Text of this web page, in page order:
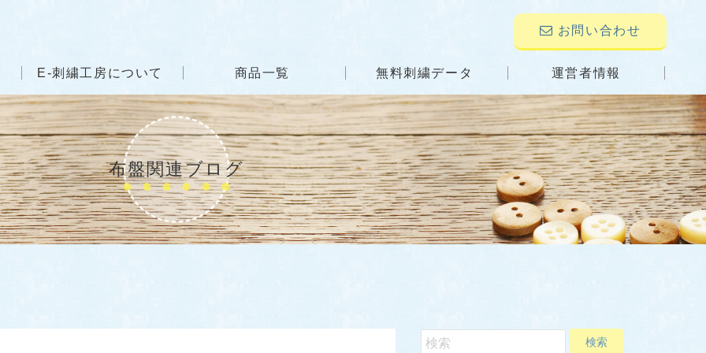
お問い合わせ
E-刺繍工房について 商品一覧 無料刺繍データ 運営者情報
布盤関連ブログ